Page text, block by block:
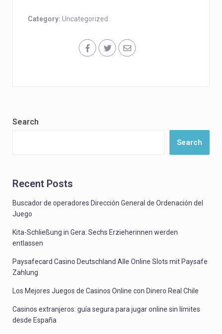
Category: Uncategorized
Search
Search
Recent Posts
Buscador de operadores Dirección General de Ordenación del
Juego
Kita-Schließung in Gera: Sechs Erzieherinnen werden
entlassen
Paysafecard Casino Deutschland Alle Online Slots mit Paysafe
Zahlung
Los Mejores Juegos de Casinos Online con Dinero Real Chile
Casinos extranjeros: guía segura para jugar online sin límites
desde España